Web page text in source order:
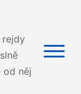
rejdy
od něj